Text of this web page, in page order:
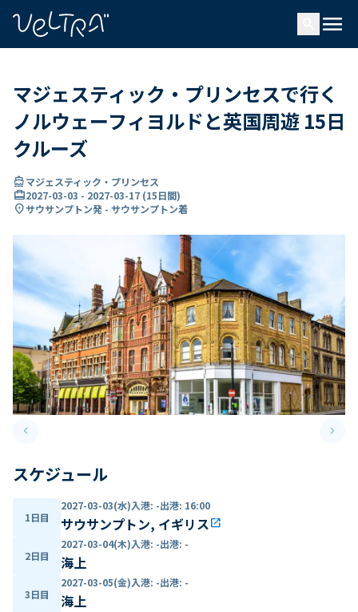
menu
マジェスティック・プリンセスで行く
ノルウェーフィヨルドと英国周遊 15日
クルーズ
directions_boatマジェスティック・プリンセス
card_travel2027-03-03 - 2027-03-17 (15日間)
location_onサウサンプトン発 - サウサンプトン着
keyboard_arrow_leftPrevious slide keyboard_arrow_right
スケジュール
1日目
2027-03-03(水)入港: -出港: 16:00
サウサンプトン, イギリスopen_in_new
2日目
2027-03-04(木)入港: -出港: -
海上
3日目
2027-03-05(金)入港: -出港: -
海上